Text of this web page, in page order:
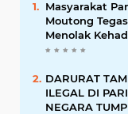
Masyarakat
Moutong Tegas
Menolak
Ormas Radikal
DARURAT
ILEGAL DI
NEGARA